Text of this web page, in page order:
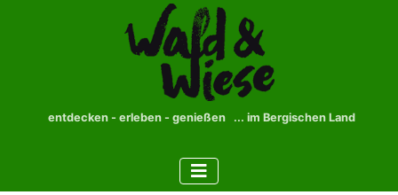
entdecken - erleben - genießen ... im Bergischen Land